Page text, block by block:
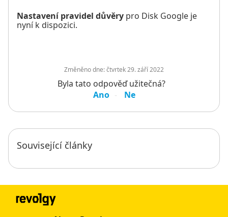
Nastavení pravidel důvěry pro Disk Google je
nyní k dispozici.
Změněno dne:čtvrtek 29. září 2022
Byla tato odpověď užitečná?
Ano
Ne
Související články